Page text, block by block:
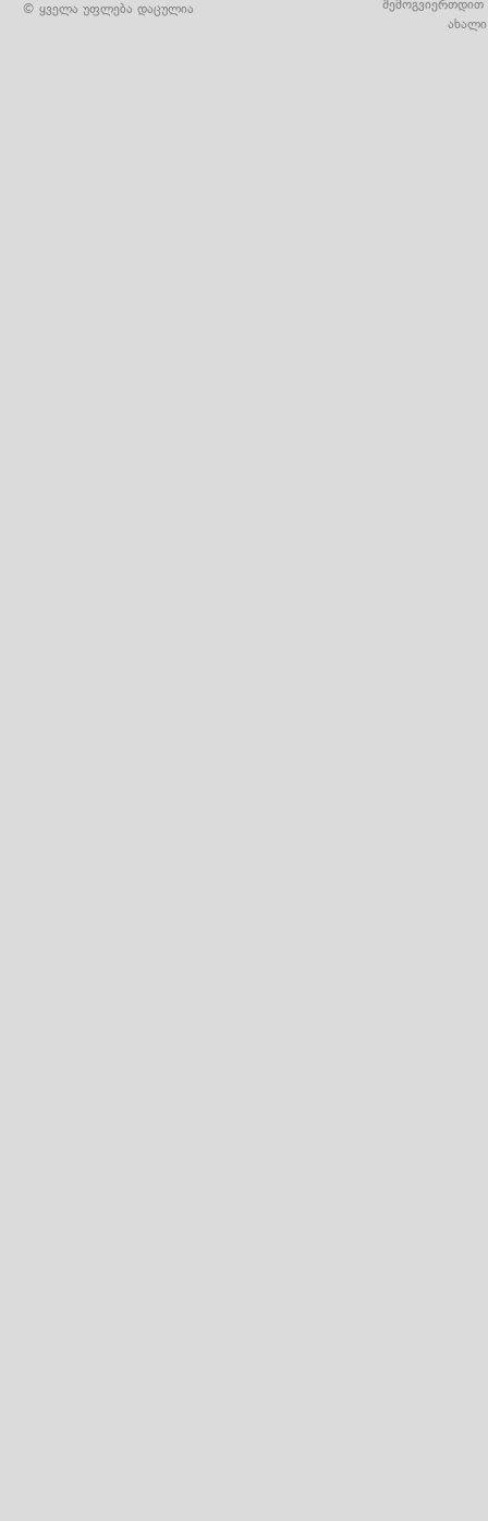
© ყველა უფლება დაცულია
შემოგვიერთდით
ახალი